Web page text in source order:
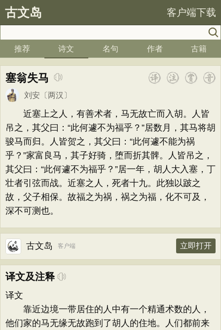
古文岛 客户端下载
推荐 诗文 名句 作者 古籍
塞翁失马
刘安 〔两汉〕
近塞上之人，有善术者，马无故亡而入胡。人皆
吊之，其父曰：“此何遽不为福乎？”居数月，其马将胡
骏马而归。人皆贺之，其父曰：“此何遽不能为祸
乎？”家富良马，其子好骑，堕而折其髀。人皆吊之，
其父曰：“此何遽不为福乎？”居一年，胡人大入塞，丁
壮者引弦而战。近塞之人，死者十九。此独以跛之
故，父子相保。故福之为祸，祸之为福，化不可及，
深不可测也。
古文岛 客户端 立即打开
译文及注释
译文
靠近边境一带居住的人中有一个精通术数的人，
他们家的马无缘无故跑到了胡人的住地。人们都前来